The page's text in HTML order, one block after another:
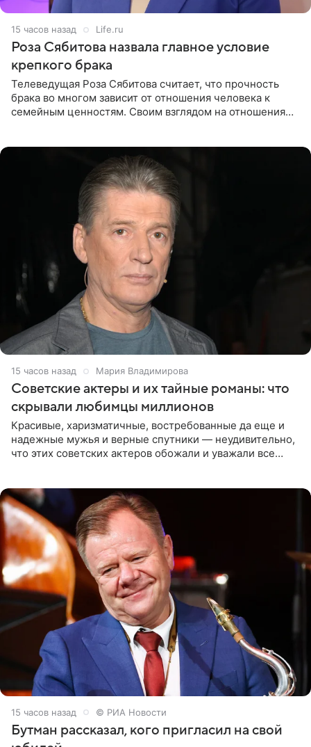
15 часов назад Life.ru
Роза Сябитова назвала главное условие
крепкого брака
Телеведущая Роза Сябитова считает, что прочность
брака во многом зависит от отношения человека к
семейным ценностям. Своим взглядом на отношения
15 часов назад Мария Владимирова
Советские актеры и их тайные романы: что
скрывали любимцы миллионов
Красивые, харизматичные, востребованные да еще и
надежные мужья и верные спутники — неудивительно,
что этих советских актеров обожали и уважали все
15 часов назад © РИА Новости
Бутман рассказал, кого пригласил на свой